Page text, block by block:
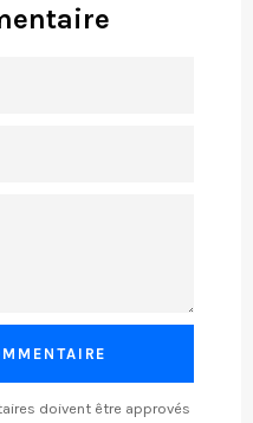
doivent être approvés